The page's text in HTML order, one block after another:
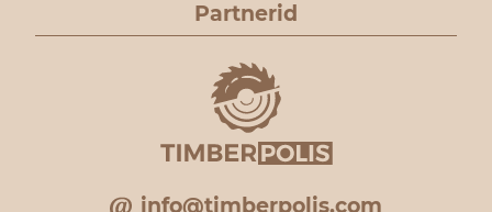
Partnerid
info@timberpolis.com